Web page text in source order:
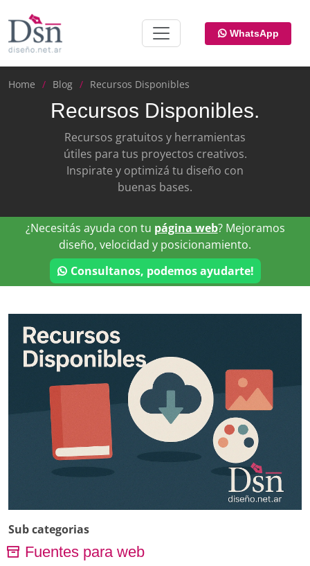
WhatsApp
Home Blog Recursos Disponibles
Recursos Disponibles.
Recursos gratuitos y herramientas
útiles para tus proyectos creativos.
Inspirate y optimizá tu diseño con
buenas bases.
¿Necesitás ayuda con tu página web? Mejoramos
diseño, velocidad y posicionamiento.
Consultanos, podemos ayudarte!
Sub categorias
Fuentes para web